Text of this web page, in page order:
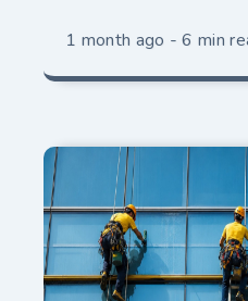
1 month ago - 6 min